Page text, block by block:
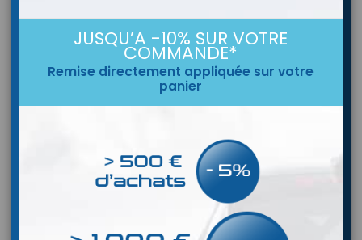
SONDE À AIGUILLE PRISMA POUR TEMPÉRATURE DE PNEU
83,60 €
In den Warenkorb
JUSQU’A -10% SUR VOTRE
COMMANDE*
Remise directement appliquée sur votre
panier